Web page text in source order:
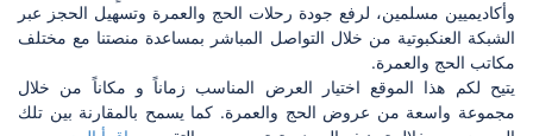
وأكاديميين مسلمين، لرفع جودة رحلات الحج والعمرة وتسهيل الحجز عبر
الشبكة العنكبوتية من خلال التواصل المباشر بمساعدة منصتنا مع مختلف
مكاتب الحج والعمرة.
يتيح لكم هذا الموقع اختيار العرض المناسب زماناً و مكاناً من خلال
مجموعة واسعة من عروض الحج والعمرة. كما يسمح بالمقارنة بين تلك